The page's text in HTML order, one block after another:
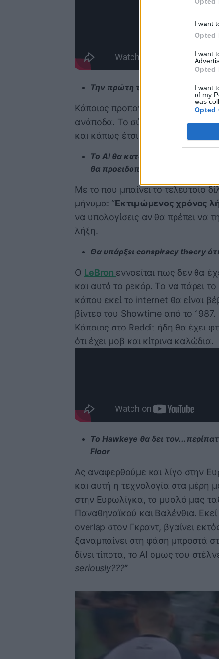
I want
Opted
I want
Opted
I want
of my
was
Opted
Την πρώτη τεχνική ποινή σε
Κάποιος προπονητής ουρλιάζει
ανάποδα. Το σύστημα απαντά
και κάπως έτσι ο Ομπράντοβιτς
Το AI θα καταλάβει ότι το
θα προειδοποιεί
Με το που μπαίνει το τελευταίο
μήνυμα: “Εκτιμώμενος χρόνος
να υπολογίσεις αν θα πρέπει να
λήξη.
Θα υπάρξει conspiracy theory
Ο LeBron εννοείται πως δεν θα
και αυτό το ρεκόρ. Το να πάρει
κάπου εκεί το internet θα είναι
βίντεο του Showtime από το 1987.
Κάποιος στο Reddit ήδη θα έχει
ότι έχει μοβ και κίτρινα καλώδια.
Το Hawkeye θα δει
Floor
Ας αναφερθούμε και λίγο στην
και αυτή η τεχνολογία στα μέρη
στην Ευρωλίγκα, το μυαλό μας
Παναθηναϊκού και Βαλένθια.
overlap στον Γκραντ, βγαίνει
ξαναμπαίνει στη φάση μπροστά
δίνει τίποτα, το ΑΙ όμως του
seriously???”